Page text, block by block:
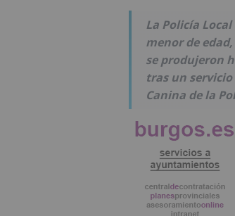
La Policía
menor de
se produjeron
tras un
Canina de la